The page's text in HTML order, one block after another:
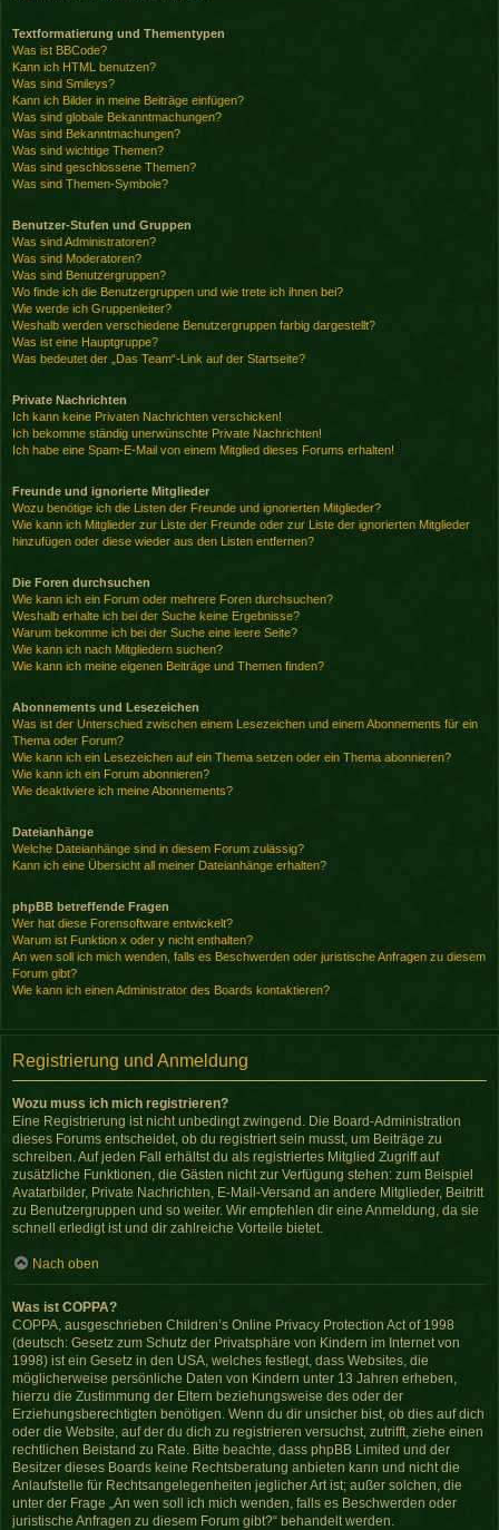
Textformatierung und Thementypen
Was ist BBCode?
Kann ich HTML benutzen?
Was sind Smileys?
Kann ich Bilder in meine Beiträge einfügen?
Was sind globale Bekanntmachungen?
Was sind Bekanntmachungen?
Was sind wichtige Themen?
Was sind geschlossene Themen?
Was sind Themen-Symbole?
Benutzer-Stufen und Gruppen
Was sind Administratoren?
Was sind Moderatoren?
Was sind Benutzergruppen?
Wo finde ich die Benutzergruppen und wie trete ich ihnen bei?
Wie werde ich Gruppenleiter?
Weshalb werden verschiedene Benutzergruppen farbig dargestellt?
Was ist eine Hauptgruppe?
Was bedeutet der „Das Team“-Link auf der Startseite?
Private Nachrichten
Ich kann keine Privaten Nachrichten verschicken!
Ich bekomme ständig unerwünschte Private Nachrichten!
Ich habe eine Spam-E-Mail von einem Mitglied dieses Forums erhalten!
Freunde und ignorierte Mitglieder
Wozu benötige ich die Listen der Freunde und ignorierten Mitglieder?
Wie kann ich Mitglieder zur Liste der Freunde oder zur Liste der ignorierten Mitglieder
hinzufügen oder diese wieder aus den Listen entfernen?
Die Foren durchsuchen
Wie kann ich ein Forum oder mehrere Foren durchsuchen?
Weshalb erhalte ich bei der Suche keine Ergebnisse?
Warum bekomme ich bei der Suche eine leere Seite?
Wie kann ich nach Mitgliedern suchen?
Wie kann ich meine eigenen Beiträge und Themen finden?
Abonnements und Lesezeichen
Was ist der Unterschied zwischen einem Lesezeichen und einem Abonnements für ein
Thema oder Forum?
Wie kann ich ein Lesezeichen auf ein Thema setzen oder ein Thema abonnieren?
Wie kann ich ein Forum abonnieren?
Wie deaktiviere ich meine Abonnements?
Dateianhänge
Welche Dateianhänge sind in diesem Forum zulässig?
Kann ich eine Übersicht all meiner Dateianhänge erhalten?
phpBB betreffende Fragen
Wer hat diese Forensoftware entwickelt?
Warum ist Funktion x oder y nicht enthalten?
An wen soll ich mich wenden, falls es Beschwerden oder juristische Anfragen zu diesem
Forum gibt?
Wie kann ich einen Administrator des Boards kontaktieren?
Registrierung und Anmeldung
Wozu muss ich mich registrieren?
Eine Registrierung ist nicht unbedingt zwingend. Die Board-Administration
dieses Forums entscheidet, ob du registriert sein musst, um Beiträge zu
schreiben. Auf jeden Fall erhältst du als registriertes Mitglied Zugriff auf
zusätzliche Funktionen, die Gästen nicht zur Verfügung stehen: zum Beispiel
Avatarbilder, Private Nachrichten, E-Mail-Versand an andere Mitglieder, Beitritt
zu Benutzergruppen und so weiter. Wir empfehlen dir eine Anmeldung, da sie
schnell erledigt ist und dir zahlreiche Vorteile bietet.
Nach oben
Was ist COPPA?
COPPA, ausgeschrieben Children’s Online Privacy Protection Act of 1998
(deutsch: Gesetz zum Schutz der Privatsphäre von Kindern im Internet von
1998) ist ein Gesetz in den USA, welches festlegt, dass Websites, die
möglicherweise persönliche Daten von Kindern unter 13 Jahren erheben,
hierzu die Zustimmung der Eltern beziehungsweise des oder der
Erziehungsberechtigten benötigen. Wenn du dir unsicher bist, ob dies auf dich
oder die Website, auf der du dich zu registrieren versuchst, zutrifft, ziehe einen
rechtlichen Beistand zu Rate. Bitte beachte, dass phpBB Limited und der
Besitzer dieses Boards keine Rechtsberatung anbieten kann und nicht die
Anlaufstelle für Rechtsangelegenheiten jeglicher Art ist; außer solchen, die
unter der Frage „An wen soll ich mich wenden, falls es Beschwerden oder
juristische Anfragen zu diesem Forum gibt?“ behandelt werden.